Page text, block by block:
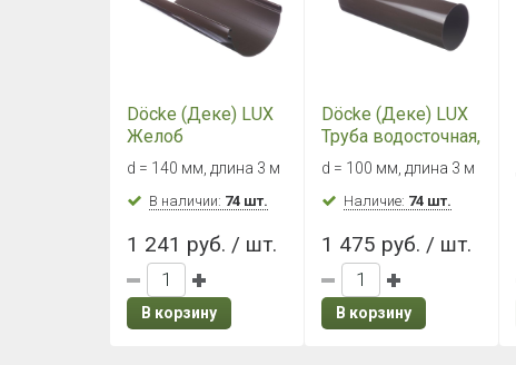
Döcke (Деке) LUX
Желоб
водосточный
(Шоколад)
d = 140 мм, длина 3 м
В наличии: 74 шт.
1 241 руб. / шт.
В корзину
Döcke (Деке) LUX
Труба водосточная,
3000 мм
(Шоколад)
d = 100 мм, длина 3 м
Наличие: 74 шт.
1 475 руб. / шт.
В корзину